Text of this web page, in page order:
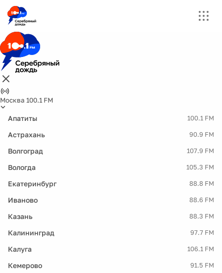
Москва 100.1 FM
Апатиты 100.1 FM
Астрахань 90.9 FM
Волгоград 107.9 FM
Вологда 105.3 FM
Екатеринбург 88.8 FM
Иваново 88.6 FM
Казань 88.3 FM
Калининград 97.7 FM
Калуга 106.1 FM
Кемерово 91.5 FM